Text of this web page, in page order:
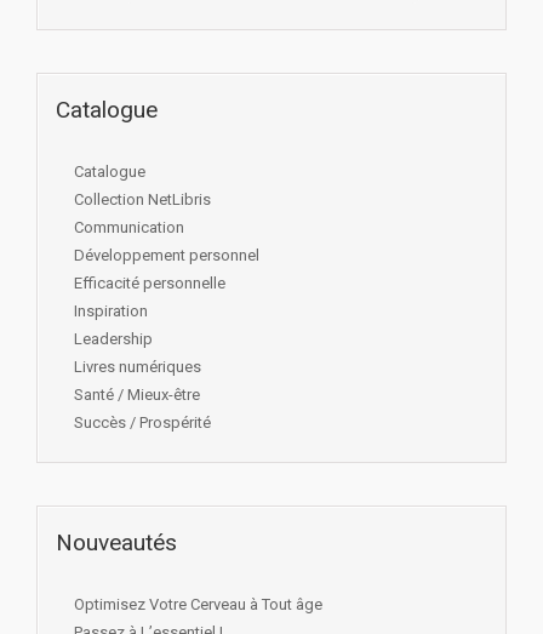
Catalogue
Catalogue
Collection NetLibris
Communication
Développement personnel
Efficacité personnelle
Inspiration
Leadership
Livres numériques
Santé / Mieux-être
Succès / Prospérité
Nouveautés
Optimisez Votre Cerveau à Tout âge